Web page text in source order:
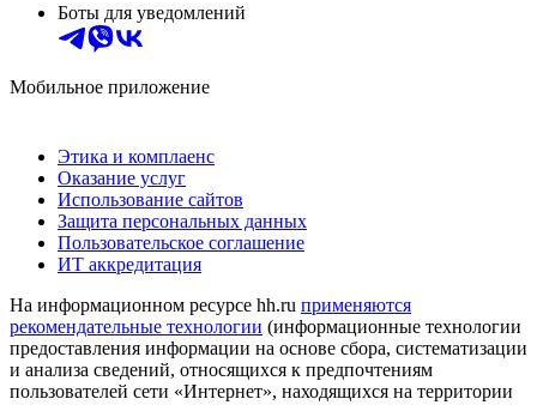
Боты для уведомлений
Мобильное приложение
Этика и комплаенс
Оказание услуг
Использование сайтов
Защита персональных данных
Пользовательское соглашение
ИТ аккредитация
На информационном ресурсе hh.ru применяются
рекомендательные технологии (информационные технологии
предоставления информации на основе сбора, систематизации
и анализа сведений, относящихся к предпочтениям
пользователей сети «Интернет», находящихся на территории